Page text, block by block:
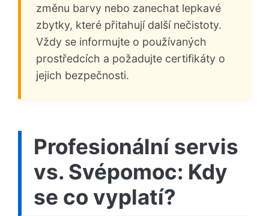
změnu barvy nebo zanechat lepkavé
zbytky, které přitahují další nečistoty.
Vždy se informujte o používaných
prostředcích a požadujte certifikáty o
jejich bezpečnosti.
Profesionální servis
vs. Svépomoc: Kdy
se co vyplatí?